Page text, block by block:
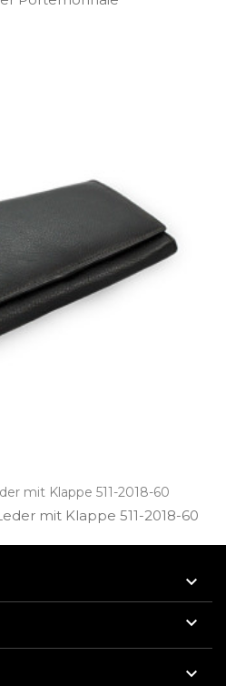
mit Klappe 511-2018-60
mit Klappe 511­-2018­-60


